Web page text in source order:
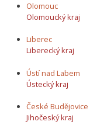
Olomouc
Olomoucký kraj
Liberec
Liberecký kraj
Ústí nad Labem
Ústecký kraj
České Budějovice
Jihočeský kraj